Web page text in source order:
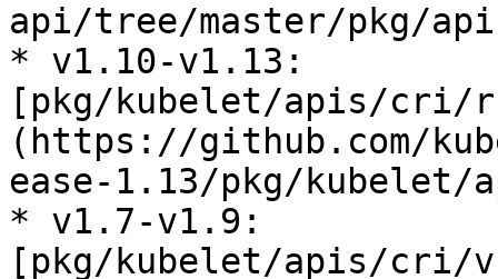
api/tree/master/pkg/
* v1.10-v1.13:
[pkg/kubelet/apis/cri/
(https://github.com/
ease-1.13/pkg/
* v1.7-v1.9:
[pkg/kubelet/apis/cri/